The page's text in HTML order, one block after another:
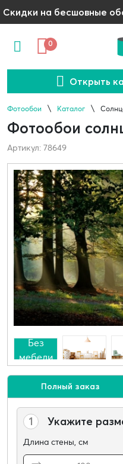
Скидки на бесшовные
0
Открыть
Фотообои Каталог
Фотообои
Артикул: 78649
Без
мебели
Полный заказ
1 Укажите
Длина стены, см